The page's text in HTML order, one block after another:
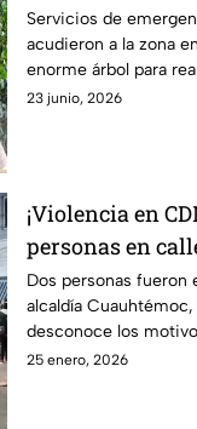
Ajusco;
zona
Servicios de
acudieron a la zona
enorme árbol para
necesarios.
23 junio, 2026
¡Violencia en
personas en
culpables
Dos personas fueron
alcaldía
desconoce los
asesinados.
25 enero, 2026